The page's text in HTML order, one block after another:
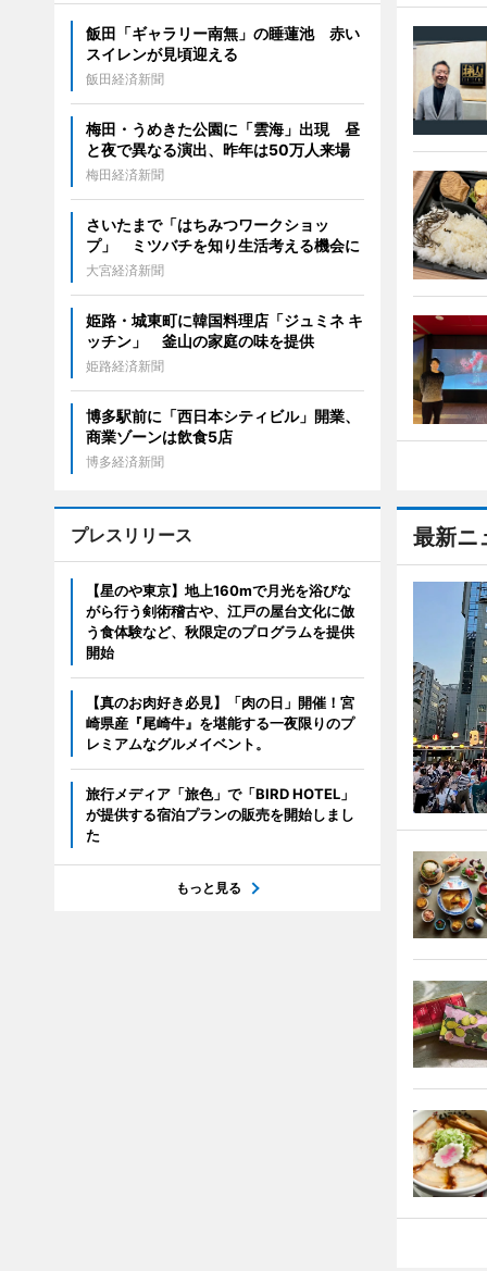
最新ニ
飯田「ギャラリー南無」の睡蓮池 赤い
スイレンが見頃迎える
飯田経済新聞
梅田・うめきた公園に「雲海」出現 昼
と夜で異なる演出、昨年は50万人来場
梅田経済新聞
さいたまで「はちみつワークショッ
プ」 ミツバチを知り生活考える機会に
大宮経済新聞
姫路・城東町に韓国料理店「ジュミネ キ
ッチン」 釜山の家庭の味を提供
姫路経済新聞
博多駅前に「西日本シティビル」開業、
商業ゾーンは飲食5店
博多経済新聞
プレスリリース
【星のや東京】地上160mで月光を浴びな
がら行う剣術稽古や、江戸の屋台文化に倣
う食体験など、秋限定のプログラムを提供
開始
【真のお肉好き必見】「肉の日」開催！宮
崎県産『尾崎牛』を堪能する一夜限りのプ
レミアムなグルメイベント。
旅行メディア「旅色」で「BIRD HOTEL」
が提供する宿泊プランの販売を開始しまし
た
もっと見る